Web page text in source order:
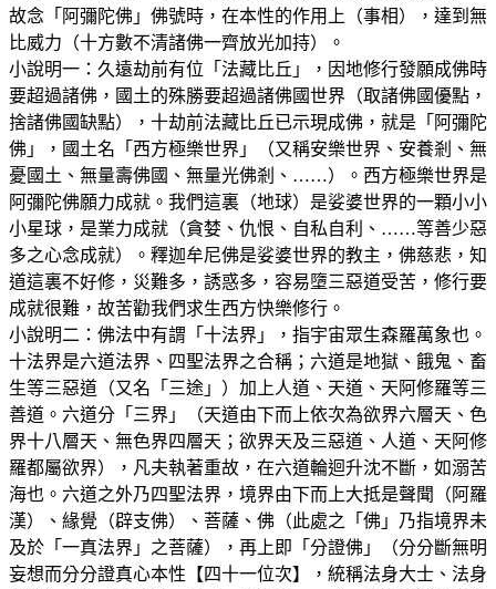
故念「阿彌陀佛」佛號時，在本性的作用上（事相），達到無
比威力（十方數不清諸佛一齊放光加持）。
小說明一：久遠劫前有位「法藏比丘」，因地修行發願成佛時
要超過諸佛，國土的殊勝要超過諸佛國世界（取諸佛國優點，
捨諸佛國缺點），十劫前法藏比丘已示現成佛，就是「阿彌陀
佛」，國土名「西方極樂世界」（又稱安樂世界、安養剎、無
憂國土、無量壽佛國、無量光佛剎、……）。西方極樂世界是
阿彌陀佛願力成就。我們這裏（地球）是娑婆世界的一顆小小
小星球，是業力成就（貪婪、仇恨、自私自利、……等善少惡
多之心念成就）。釋迦牟尼佛是娑婆世界的教主，佛慈悲，知
道這裏不好修，災難多，誘惑多，容易墮三惡道受苦，修行要
成就很難，故苦勸我們求生西方快樂修行。
小說明二：佛法中有謂「十法界」，指宇宙眾生森羅萬象也。
十法界是六道法界、四聖法界之合稱；六道是地獄、餓鬼、畜
生等三惡道（又名「三途」）加上人道、天道、天阿修羅等三
善道。六道分「三界」（天道由下而上依次為欲界六層天、色
界十八層天、無色界四層天；欲界天及三惡道、人道、天阿修
羅都屬欲界），凡夫執著重故，在六道輪迴升沈不斷，如溺苦
海也。六道之外乃四聖法界，境界由下而上大抵是聲聞（阿羅
漢）、緣覺（辟支佛）、菩薩、佛（此處之「佛」乃指境界未
及於「一真法界」之菩薩），再上即「分證佛」（分分斷無明
妄想而分分證真心本性【四十一位次】，統稱法身大士、法身